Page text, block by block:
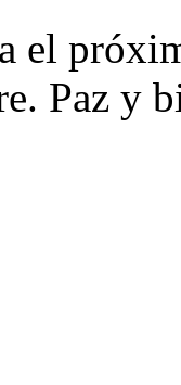
el
Paz y